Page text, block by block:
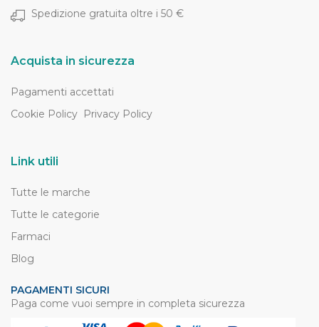
Spedizione gratuita oltre i 50 €
Acquista in sicurezza
Pagamenti accettati
Cookie Policy Privacy Policy
Link utili
Tutte le marche
Tutte le categorie
Farmaci
Blog
PAGAMENTI SICURI
Paga come vuoi sempre in completa sicurezza